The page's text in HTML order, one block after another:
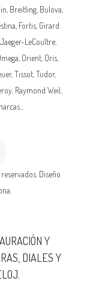
Breitling , Bulova,
Fortis, Girard
Jaeger-LeCoultre
, Orient, Oris,
Tissot, Tudor,
Raymond Weil,
Diseño
Y
DIALES Y